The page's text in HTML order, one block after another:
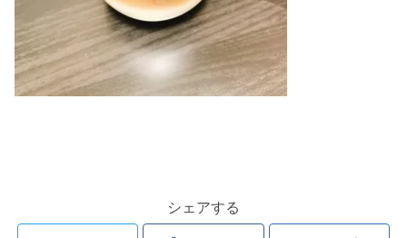
シェアする